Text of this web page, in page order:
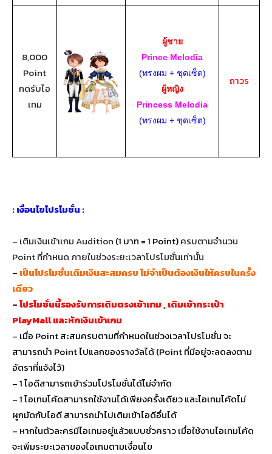
8,000
Point
กดรับไอ
เทม
ผู้ชาย
Prince Melodia
(ทรงผม + ชุดเซ็ต)
ผู้หญิง
Princess Melodia
(ทรงผม + ชุดเซ็ต)
ถาวร
: เงื่อนไขโปรโมชั่น :
– เติมเงินเข้าเกม Audition (1 บาท = 1 Point)ครบตามจำนวน
Point ที่กำหนด ภายในช่วงระยะเวลาโปรโมชั่นเท่านั้น
– เป็นโปรโมชั่นเติมเงินสะสมครบ ไม่จำเป็นต้องเงินให้ครบในครั้ง
เดียว
–โปรโมชั่นนี้รองรับการเติมตรงเข้าเกม , เติมเข้ากระเป๋า
PlayMall และหักเงินเข้าเกม
– เมื่อ Point สะสมครบตามที่กำหนดในช่วงเวลาโปรโมชั่น จะ
สามารถนำ Point ไปแลกของรางวัลได้ (Point ที่มีอยู่จะลดลงตาม
อัตราที่แจ้งไว้)
– 1 ไอดีสามารถเข้าร่วมโปรโมชั่นได้ไม่จำกัด
– 1 ไอเทมโค้ดสามารถใช้งานได้เพียงครั้งเดียว และไอเทมโค้ดไม่
ผูกมัดกับไอดี สามารถนำไปเติมเข้าไอดีอื่นได้
– หากในตัวละครมีไอเทมอยู่แล้วแบบชั่วคราว เมื่อใช้งานไอเทมโค้ด
จะเพิ่มระยะเวลาของไอเทมตามเงื่อนไข